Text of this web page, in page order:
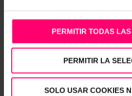
PERMITIR TODAS
PERMITIR LA
SOLO USAR COOKIES
Hay que saber que para que el
habrá que provocar un cambio
organización, porque vamos a
acción, de enfoque de los